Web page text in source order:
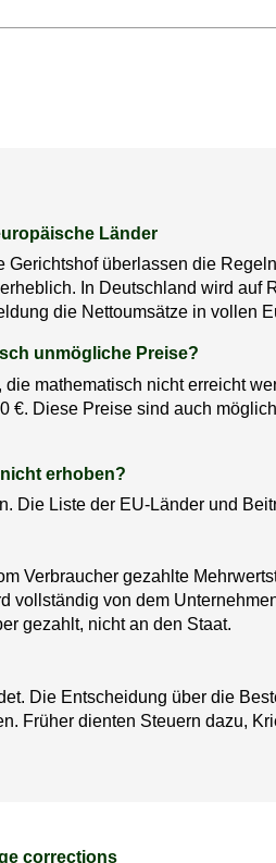
Länder
überlassen die
In Deutschland wird auf
die Nettoumsätze in vollen
unmögliche Preise?
mathematisch nicht erreicht
€. Diese Preise sind auch
erhoben?
Die Liste der EU-Länder und
Verbraucher gezahlte
von dem
gezahlt, nicht an den Staat.
Die Entscheidung über die
Früher dienten Steuern dazu,
corrections